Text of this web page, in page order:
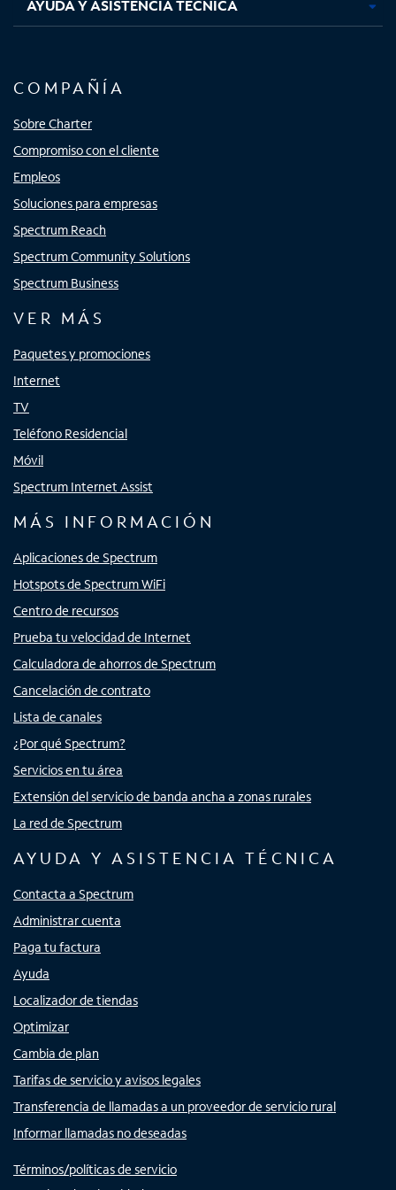
AYUDA Y ASISTENCIA TÉCNICA
COMPAÑÍA
Sobre Charter
Compromiso con el cliente
Empleos
Soluciones para empresas
Spectrum Reach
Spectrum Community Solutions
Spectrum Business
VER MÁS
Paquetes y promociones
Internet
TV
Teléfono Residencial
Móvil
Spectrum Internet Assist
MÁS INFORMACIÓN
Aplicaciones de Spectrum
Hotspots de Spectrum WiFi
Centro de recursos
Prueba tu velocidad de Internet
Calculadora de ahorros de Spectrum
Cancelación de contrato
Lista de canales
¿Por qué Spectrum?
Servicios en tu área
Extensión del servicio de banda ancha a zonas rurales
La red de Spectrum
AYUDA Y ASISTENCIA TÉCNICA
Contacta a Spectrum
Administrar cuenta
Paga tu factura
Ayuda
Localizador de tiendas
Optimizar
Cambia de plan
Tarifas de servicio y avisos legales
Transferencia de llamadas a un proveedor de servicio rural
Informar llamadas no deseadas
Términos/políticas de servicio